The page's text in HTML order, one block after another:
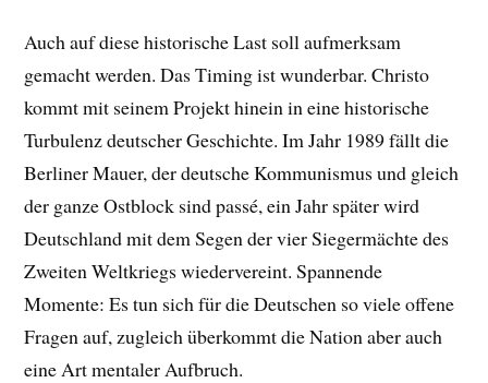
Auch auf diese historische Last soll aufmerksam
gemacht werden. Das Timing ist wunderbar. Christo
kommt mit seinem Projekt hinein in eine historische
Turbulenz deutscher Geschichte. Im Jahr 1989 fällt die
Berliner Mauer, der deutsche Kommunismus und gleich
der ganze Ostblock sind passé, ein Jahr später wird
Deutschland mit dem Segen der vier Siegermächte des
Zweiten Weltkriegs wiedervereint. Spannende
Momente: Es tun sich für die Deutschen so viele offene
Fragen auf, zugleich überkommt die Nation aber auch
eine Art mentaler Aufbruch.